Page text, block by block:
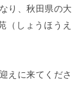
り、秋田県の大
（しょうほうえ
えに来てくださ